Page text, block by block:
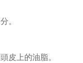
。
皮上的油脂。